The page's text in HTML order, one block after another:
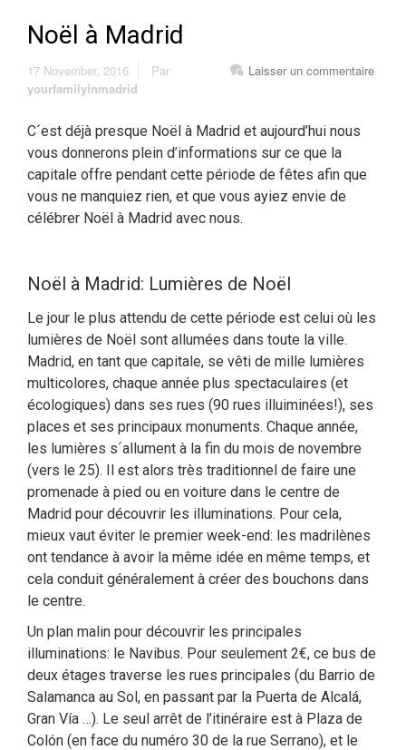
Noël à Madrid
17 November, 2016 Laisser un commentaire
Par
yourfamilyinmadrid
C´est déjà presque Noël à Madrid et aujourd’hui nous
vous donnerons plein d’informations sur ce que la
capitale offre pendant cette période de fêtes afin que
vous ne manquiez rien, et que vous ayiez envie de
célébrer Noël à Madrid avec nous.
Noël à Madrid: Lumières de Noël
Le jour le plus attendu de cette période est celui où les
lumières de Noël sont allumées dans toute la ville.
Madrid, en tant que capitale, se vêti de mille lumières
multicolores, chaque année plus spectaculaires (et
écologiques) dans ses rues (90 rues illuiminées!), ses
places et ses principaux monuments. Chaque année,
les lumières s´allument à la fin du mois de novembre
(vers le 25). Il est alors très traditionnel de faire une
promenade à pied ou en voiture dans le centre de
Madrid pour découvrir les illuminations. Pour cela,
mieux vaut éviter le premier week-end: les madrilènes
ont tendance à avoir la même idée en même temps, et
cela conduit généralement à créer des bouchons dans
le centre.
Un plan malin pour découvrir les principales
illuminations: le Navibus. Pour seulement 2€, ce bus de
deux étages traverse les rues principales (du Barrio de
Salamanca au Sol, en passant par la Puerta de Alcalá,
Gran Vía …). Le seul arrêt de l’itinéraire est à Plaza de
Colón (en face du numéro 30 de la rue Serrano), et le